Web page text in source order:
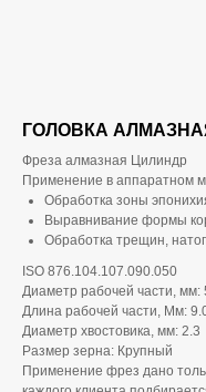
ГОЛОВКА
Фреза алмазная Цилиндр
Применение в аппаратном
Обработка зоны
Выравнивание формы
Обработка трещин,
ISO 876.104.107.090.050
Диаметр рабочей части, мм:
Длина рабочей части, Мм:
Диаметр хвостовика, мм: 2.3
Размер зерна: Крупный
Применение фрез дано